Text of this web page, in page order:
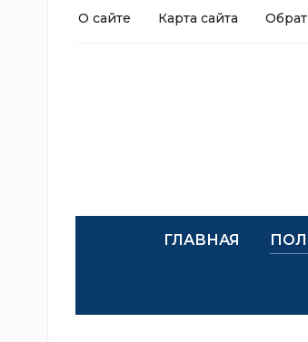
О сайте Карта сайта
ГЛАВНАЯ